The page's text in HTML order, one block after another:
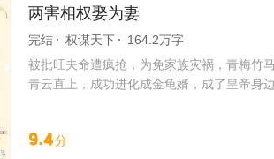
两害相权娶为妻
完结 权谋天下
164.2万字
被批旺夫命遭疯抢，为免家族灾祸，青梅竹
青云直上，成功进化成金龟婿，成了皇帝身
9.4分